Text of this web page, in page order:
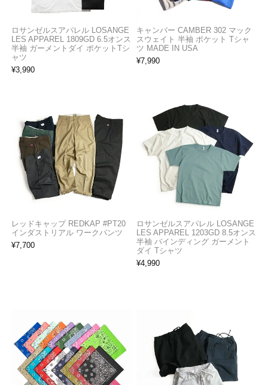
ロサンゼルスアパレル LOSANGE
LES APPAREL 1809GD 6.5オンス
半袖 ガーメントダイ ポケットTシ
ャツ
¥3,990
キャンバー CAMBER 302 マック
スウェイト 半袖 ポケット Tシャ
ツ MADE IN USA
¥7,990
レッドキャップ REDKAP #PT20
インダストリアル ワークパンツ
¥7,700
ロサンゼルスアパレル LOSANGE
LES APPAREL 1203GD 8.5オンス
半袖 バインディング ガーメント
ダイ Tシャツ
¥4,990